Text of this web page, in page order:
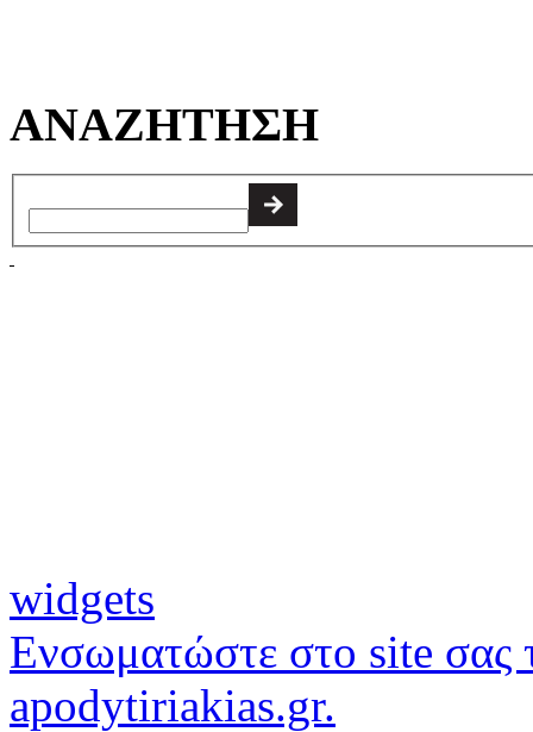
ΑΝΑΖΗΤΗΣΗ
widgets
Ενσωματώστε στο site σας
apodytiriakias.gr.